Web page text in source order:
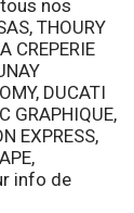
nos
THOURY
CREPERIE
DUCATI
GRAPHIQUE,
EXPRESS,
info de